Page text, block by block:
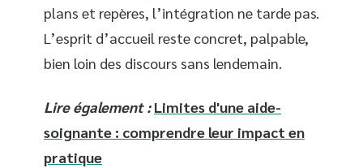
plans et repères, l’intégration ne tarde pas.
L’esprit d’accueil reste concret, palpable,
bien loin des discours sans lendemain.
Lire également : Limites d'une aide-
soignante : comprendre leur impact en
pratique